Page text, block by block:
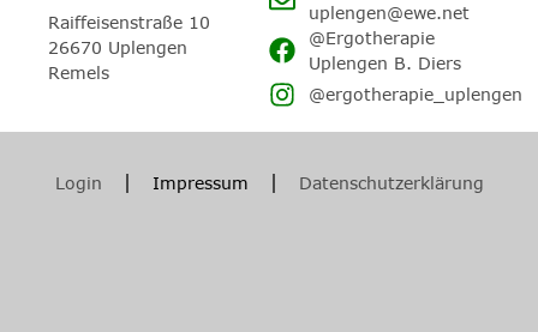
Raiffeisenstraße 10
26670 Uplengen –
Remels
uplengen@ewe.net
@Ergotherapie
Uplengen B. Diers
@ergotherapie_uplengen
Login Impressum Datenschutzerklärung